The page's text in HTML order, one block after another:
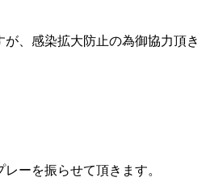
、感染拡大防止の為御協力頂き
ーを振らせて頂きます。